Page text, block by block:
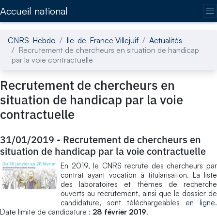
Accueil national
CNRS-Hebdo Ile-de-France Villejuif
Actualités
Recrutement de chercheurs en situation de handicap
par la voie contractuelle
Recrutement de chercheurs en
situation de handicap par la voie
contractuelle
31/01/2019 - Recrutement de chercheurs en
situation de handicap par la voie contractuelle
En 2019, le CNRS recrute des chercheurs par
contrat ayant vocation à titularisation. La liste
des laboratoires et thèmes de recherche
ouverts au recrutement, ainsi que le dossier de
candidature, sont téléchargeables en ligne.
Date limite de candidature : 28 février 2019.